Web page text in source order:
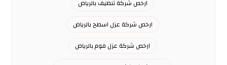
ارخص شركة تنظيف بالرياض
ارخص شركة عزل اسطح بالرياض
ارخص شركة عزل فوم بالرياض